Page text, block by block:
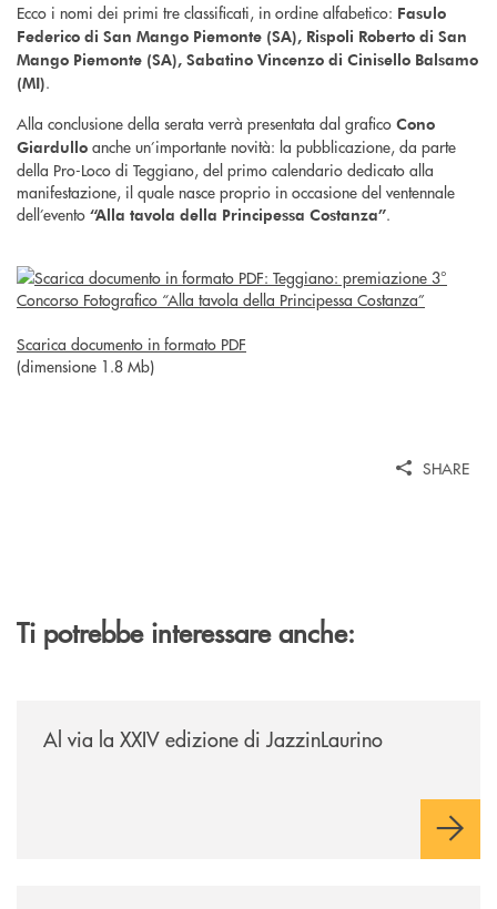
Ecco i nomi dei primi tre classificati, in ordine alfabetico: Fasulo
Federico di San Mango Piemonte (SA), Rispoli Roberto di San
Mango Piemonte (SA), Sabatino Vincenzo di Cinisello Balsamo
(MI).
Alla conclusione della serata verrà presentata dal grafico Cono
Giardullo anche un’importante novità: la pubblicazione, da parte
della Pro-Loco di Teggiano, del primo calendario dedicato alla
manifestazione, il quale nasce proprio in occasione del ventennale
dell’evento “Alla tavola della Principessa Costanza”.
Scarica documento in formato PDF
(dimensione 1.8 Mb)
SHARE
Ti potrebbe interessare anche:
Al via la XXIV edizione di JazzinLaurino